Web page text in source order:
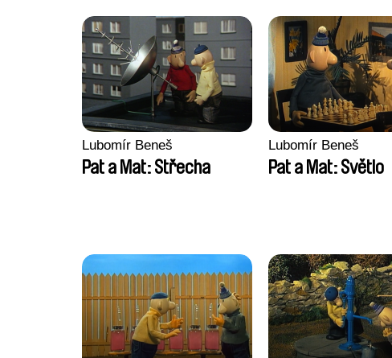
Lubomír Beneš
Pat a Mat: Střecha
Lubomír Beneš
Pat a Mat: Světlo